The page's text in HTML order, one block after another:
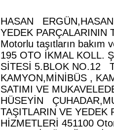
HASAN
YEDEK PARÇALARININ
Motorlu taşıtların bakım
195 OTO İKMAL KOLL.
SİTESİ 5.BLOK NO.12
KAMYON,MİNİBÜS ,
SATIMI VE
HÜSEYİN
TAŞITLARIN VE YEDEK
HİZMETLERİ 451100